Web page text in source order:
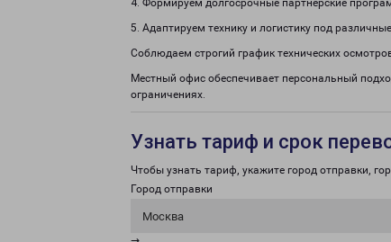
4. Формируем долгосрочные партнерские
5. Адаптируем технику и логистику под
Соблюдаем строгий график технических
Местный офис обеспечивает персональный
ограничениях.
Узнать тариф и срок
Чтобы узнать тариф, укажите город отправки,
Город отправки
Москва